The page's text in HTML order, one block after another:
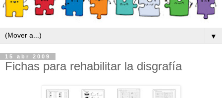
▼
15 abr 2009
Fichas para rehabilitar la disgrafía